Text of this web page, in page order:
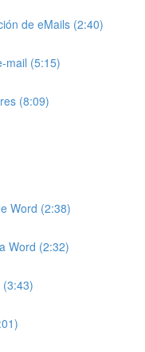
de eMails (2:40)
mail (5:15)
(8:09)
Word (2:38)
Word (2:32)